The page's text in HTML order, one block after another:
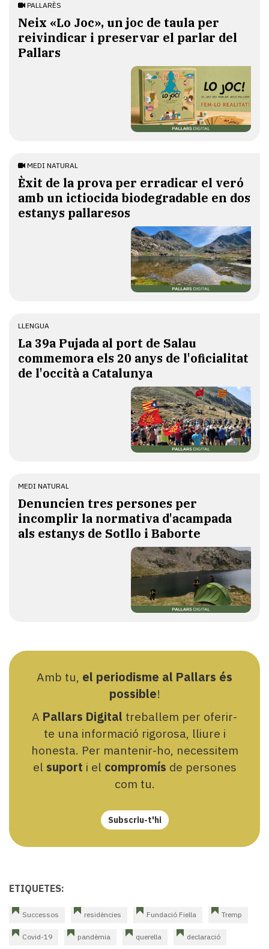
PALLARÈS
​Neix «Lo Joc», un joc de taula per
reivindicar i preservar el parlar del
Pallars
MEDI NATURAL
Èxit de la prova per erradicar el veró
amb un ictiocida biodegradable en dos
estanys pallaresos
LLENGUA
​La 39a Pujada al port de Salau
commemora els 20 anys de l'oficialitat
de l'occità a Catalunya
MEDI NATURAL
Denuncien tres persones per
incomplir la normativa d'acampada
als estanys de Sotllo i Baborte
Amb tu, el periodisme al Pallars és
possible!
A Pallars Digital treballem per oferir-
te una informació rigorosa, lliure i
honesta. Per mantenir-ho, necessitem
el suport i el compromís de persones
com tu.
Subscriu-t'hi
ETIQUETES:
Successos residències Fundació Fiella Tremp
Covid-19 pandèmia querella declaració